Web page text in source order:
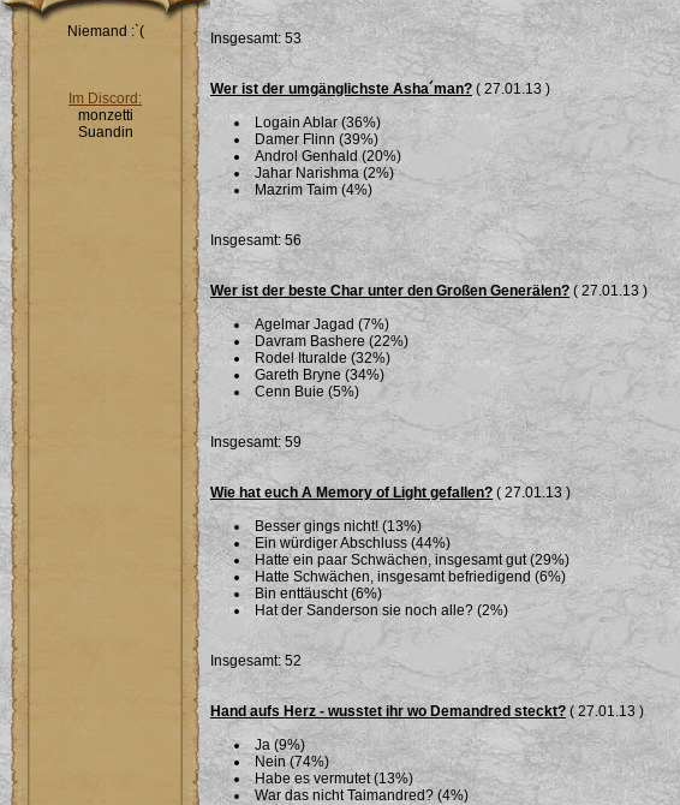
Niemand :`(
Im Discord:
monzetti
Suandin
Insgesamt: 53
Wer ist der umgänglichste Asha´man? ( 27.01.13 )
Logain Ablar (36%)
Damer Flinn (39%)
Androl Genhald (20%)
Jahar Narishma (2%)
Mazrim Taim (4%)
Insgesamt: 56
Wer ist der beste Char unter den Großen Generälen?( 27.01.13 )
Agelmar Jagad (7%)
Davram Bashere (22%)
Rodel Ituralde (32%)
Gareth Bryne (34%)
Cenn Buie (5%)
Insgesamt: 59
Wie hat euch A Memory of Light gefallen? ( 27.01.13 )
Besser gings nicht! (13%)
Ein würdiger Abschluss (44%)
Hatte ein paar Schwächen, insgesamt gut (29%)
Hatte Schwächen, insgesamt befriedigend (6%)
Bin enttäuscht (6%)
Hat der Sanderson sie noch alle? (2%)
Insgesamt: 52
Hand aufs Herz - wusstet ihr wo Demandred steckt?( 27.01.13 )
Ja (9%)
Nein (74%)
Habe es vermutet (13%)
War das nicht Taimandred? (4%)